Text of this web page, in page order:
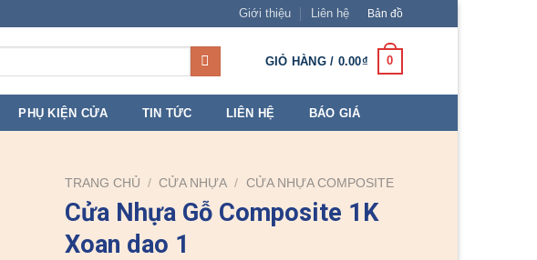
Giới thiệu Liên hệ Bản đồ
GIỎ HÀNG / 0.00₫ 0
PHỤ KIỆN CỬA TIN TỨC LIÊN HỆ BÁO GIÁ
TRANG CHỦ / CỬA NHỰA / CỬA NHỰA COMPOSITE
Cửa Nhựa Gỗ Composite 1K
Xoan dao 1